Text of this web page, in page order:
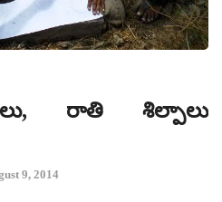
రాతి శిల్పాలు
9, 2014